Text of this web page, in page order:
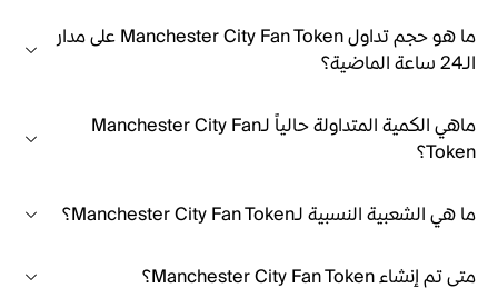
ما هو حجم تداول Manchester City Fan Token على مدار
الـ24 ساعة الماضية؟
ماهي الكمية المتداولة حالياً لـManchester City Fan
Token؟
ما هي الشعبية النسبية لـManchester City Fan Token؟
متى تم إنشاء Manchester City Fan Token؟